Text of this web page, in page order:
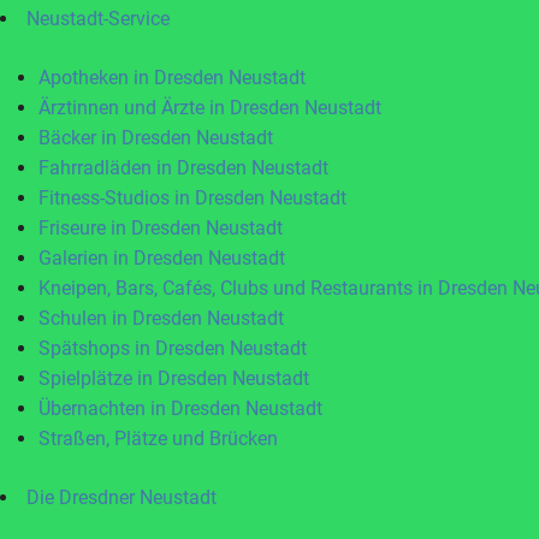
Neustadt-Service
Apotheken in Dresden Neustadt
Ärztinnen und Ärzte in Dresden Neustadt
Bäcker in Dresden Neustadt
Fahrradläden in Dresden Neustadt
Fitness-Studios in Dresden Neustadt
Friseure in Dresden Neustadt
Galerien in Dresden Neustadt
Kneipen, Bars, Cafés, Clubs und Restaurants in Dresden
Schulen in Dresden Neustadt
Spätshops in Dresden Neustadt
Spielplätze in Dresden Neustadt
Übernachten in Dresden Neustadt
Straßen, Plätze und Brücken
Die Dresdner Neustadt